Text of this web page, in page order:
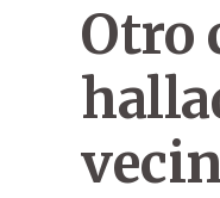
Otro